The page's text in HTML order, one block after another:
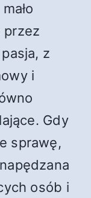
przez
z
i
Gdy
sprawę,
osób i